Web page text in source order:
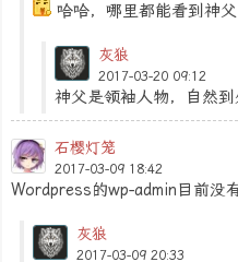
哈哈，哪里都能看到神父
灰狼
2017-03-20 09:12
神父是领袖人物，自然到
石樱灯笼
2017-03-09 18:42
Wordpress的wp-admin目前没
灰狼
2017-03-09 20:33